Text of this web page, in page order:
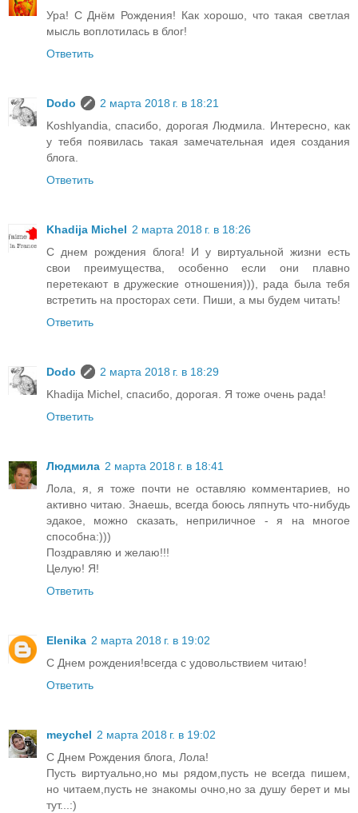
Ура! С Днём Рождения! Как хорошо, что такая светлая
мысль воплотилась в блог!
Ответить
Dodo
2 марта 2018 г. в 18:21
Koshlyandia, спасибо, дорогая Людмила. Интересно, как
у тебя появилась такая замечательная идея создания
блога.
Ответить
Khadija Michel 2 марта 2018 г. в 18:26
С днем рождения блога! И у виртуальной жизни есть
свои преимущества, особенно если они плавно
перетекают в дружеские отношения))), рада была тебя
встретить на просторах сети. Пиши, а мы будем читать!
Ответить
Dodo
2 марта 2018 г. в 18:29
Khadija Michel, спасибо, дорогая. Я тоже очень рада!
Ответить
Людмила 2 марта 2018 г. в 18:41
Лола, я, я тоже почти не оставляю комментариев, но
активно читаю. Знаешь, всегда боюсь ляпнуть что-нибудь
эдакое, можно сказать, неприличное - я на многое
способна:)))
Поздравляю и желаю!!!
Целую! Я!
Ответить
Elenika 2 марта 2018 г. в 19:02
С Днем рождения!всегда с удовольствием читаю!
Ответить
meychel 2 марта 2018 г. в 19:02
С Днем Рождения блога, Лола!
Пусть виртуально,но мы рядом,пусть не всегда пишем,
но читаем,пусть не знакомы очно,но за душу берет и мы
тут...:)